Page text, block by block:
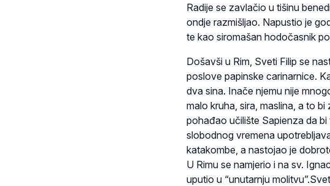
Radije se zavlačio u tišinu
ondje razmišljao. Napustio je
te kao siromašan hodočasnik
Došavši u Rim, Sveti Filip se
poslove papinske carinarnice.
dva sina. Inače njemu nije
malo kruha, sira, maslina, a to
pohađao učilište Sapienza da
slobodnog vremena
katakombe, a nastojao je
U Rimu se namjerio i na sv.
uputio u “unutarnju